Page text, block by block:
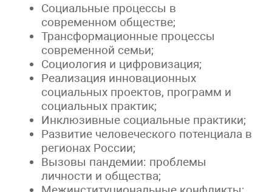
Социальные процессы в
современном обществе;
Трансформационные процессы
современной семьи;
Социология и цифровизация;
Реализация инновационных
социальных проектов, программ и
социальных практик;
Инклюзивные социальные практики;
Развитие человеческого потенциала в
регионах России;
Вызовы пандемии: проблемы
личности и общества;